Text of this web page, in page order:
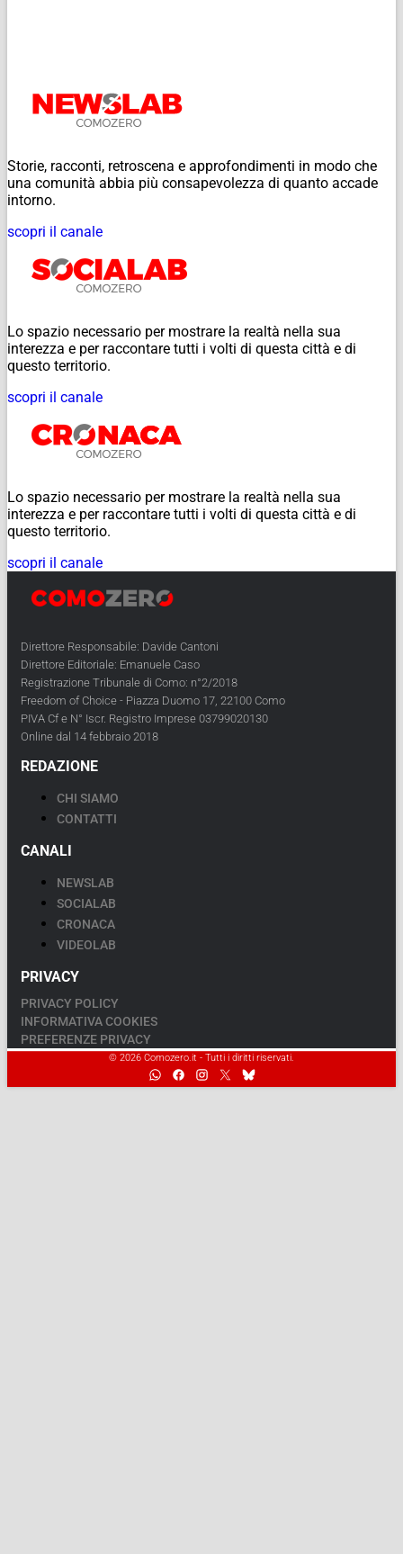
Storie, racconti, retroscena e approfondimenti in modo che
una comunità abbia più consapevolezza di quanto accade
intorno.
scopri il canale
Lo spazio necessario per mostrare la realtà nella sua
interezza e per raccontare tutti i volti di questa città e di
questo territorio.
scopri il canale
Lo spazio necessario per mostrare la realtà nella sua
interezza e per raccontare tutti i volti di questa città e di
questo territorio.
scopri il canale
Direttore Responsabile: Davide Cantoni
Direttore Editoriale: Emanuele Caso
Registrazione Tribunale di Como: n°2/2018
Freedom of Choice - Piazza Duomo 17, 22100 Como
PIVA Cf e N° Iscr. Registro Imprese 03799020130
Online dal 14 febbraio 2018
REDAZIONE
CHI SIAMO
CONTATTI
CANALI
NEWSLAB
SOCIALAB
CRONACA
VIDEOLAB
PRIVACY
PRIVACY POLICY
INFORMATIVA COOKIES
PREFERENZE PRIVACY
© 2026 Comozero.it - Tutti i diritti riservati.